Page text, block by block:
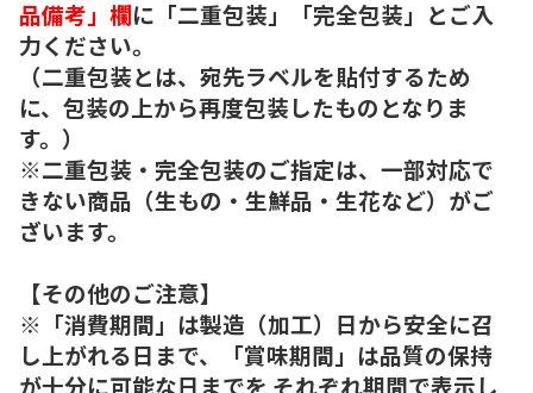
品備考」欄に「二重包装」「完全包装」とご入
力ください。
（二重包装とは、宛先ラベルを貼付するため
に、包装の上から再度包装したものとなりま
す。）
※二重包装・完全包装のご指定は、一部対応で
きない商品（生もの・生鮮品・生花など）がご
ざいます。
【その他のご注意】
※「消費期間」は製造（加工）日から安全に召
し上がれる日まで、「賞味期間」は品質の保持
が十分に可能な日までを それぞれ期間で表示し